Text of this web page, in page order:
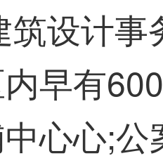
筑设计
早有
心心;